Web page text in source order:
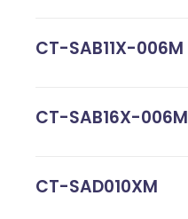
CT-SAB11X-006M
CT-SAB16X-006M
CT-SAD010XM